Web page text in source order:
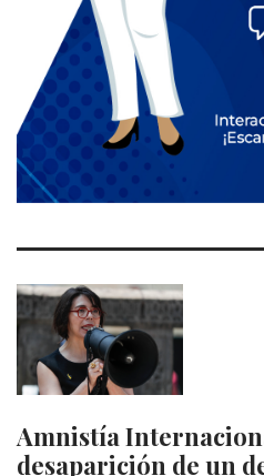
Amnistía
desaparición de un